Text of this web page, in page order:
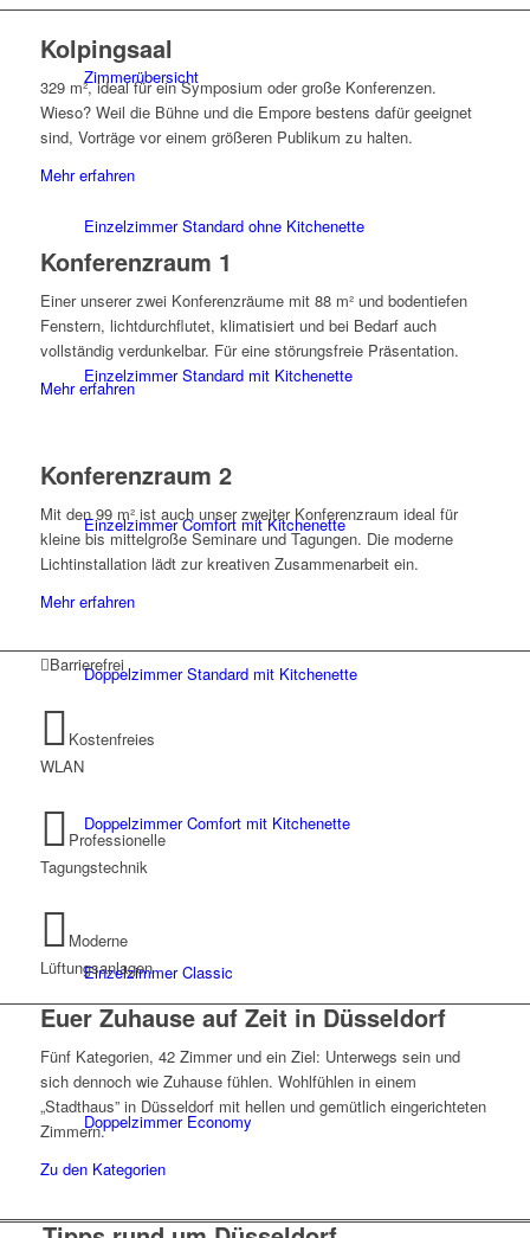
Zimmerübersicht
Einzelzimmer Standard ohne Kitchenette
Einzelzimmer Standard mit Kitchenette
Einzelzimmer Comfort mit Kitchenette
Doppelzimmer Standard mit Kitchenette
Doppelzimmer Comfort mit Kitchenette
Einzelzimmer Classic
Doppelzimmer Economy
Kolpingsaal
329 m², ideal für ein Symposium oder große Konferenzen.
Wieso? Weil die Bühne und die Empore bestens dafür geeignet
sind, Vorträge vor einem größeren Publikum zu halten.
Mehr erfahren
Konferenzraum 1
Einer unserer zwei Konferenzräume mit 88 m² und bodentiefen
Fenstern, lichtdurchflutet, klimatisiert und bei Bedarf auch
vollständig verdunkelbar. Für eine störungsfreie Präsentation.
Mehr erfahren
Konferenzraum 2
Mit den 99 m² ist auch unser zweiter Konferenzraum ideal für
kleine bis mittelgroße Seminare und Tagungen. Die moderne
Lichtinstallation lädt zur kreativen Zusammenarbeit ein.
Mehr erfahren
Barrierefrei
Kostenfreies
WLAN
Professionelle
Tagungstechnik
Moderne
Lüftungsanlagen
Euer Zuhause auf Zeit in Düsseldorf
Fünf Kategorien, 42 Zimmer und ein Ziel: Unterwegs sein und
sich dennoch wie Zuhause fühlen. Wohlfühlen in einem
„Stadthaus” in Düsseldorf mit hellen und gemütlich eingerichteten
Zimmern.
Zu den Kategorien